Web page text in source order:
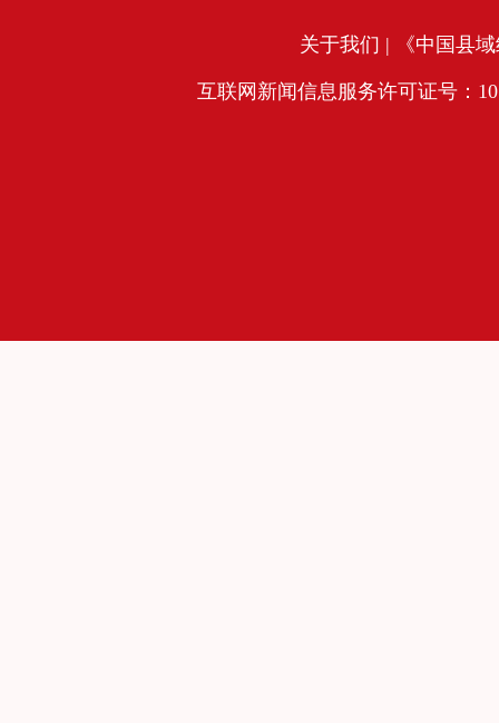
关于我们 | 《中国县
互联网新闻信息服务许可证号：